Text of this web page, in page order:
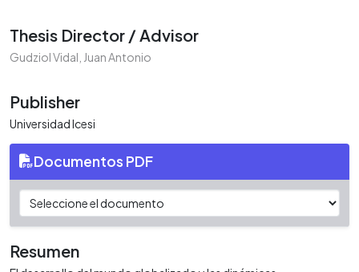
Thesis Director / Advisor
Gudziol Vidal, Juan Antonio
Publisher
Universidad Icesi
Documentos PDF
Resumen